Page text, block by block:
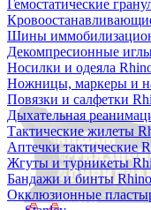
Гемостатические
Шины
Декомпресионные
Носилки и одеяла
Ножницы, маркеры и
Повязки и салфетки
Дыхательная
Тактические жилеты
Аптечки тактические
Жгуты и турникеты
Бандажи и бинты
Окклюзионные